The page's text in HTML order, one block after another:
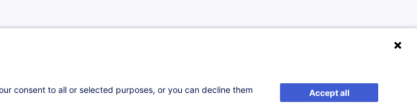
consent to all or selected purposes, or you can decline them
Accept all